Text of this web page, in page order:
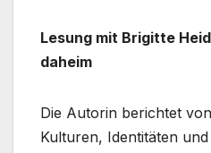
Lesung mit Brigitte
daheim
Die Autorin berichtet
Kulturen, Identitäten